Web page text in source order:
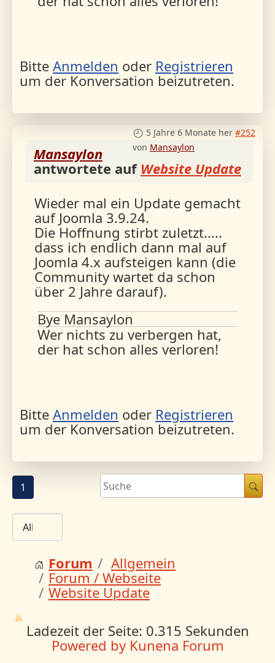
Bitte Anmelden oder Registrieren
um der Konversation beizutreten.
5 Jahre 6 Monate her #252
von Mansaylon
Mansaylon
antwortete auf Website Update
Wieder mal ein Update gemacht
auf Joomla 3.9.24.
Die Hoffnung stirbt zuletzt.....
dass ich endlich dann mal auf
Joomla 4.x aufsteigen kann (die
Community wartet da schon
über 2 Jahre darauf).
Bye Mansaylon
Wer nichts zu verbergen hat,
der hat schon alles verloren!
Bitte Anmelden oder Registrieren
um der Konversation beizutreten.
1
Forum
Allgemein
Forum / Webseite
Website Update
Ladezeit der Seite: 0.315 Sekunden
Powered by Kunena Forum